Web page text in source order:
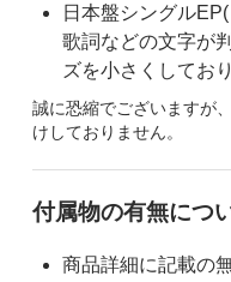
日本盤シングル
歌詞などの文字が
ズを小さくしてお
誠に恐縮でございますが
けしておりません。
付属物の有無につ
商品詳細に記載の